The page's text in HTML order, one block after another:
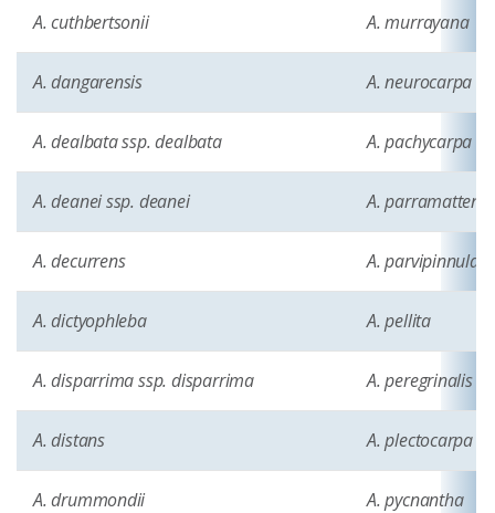
A. cuthbertsonii A. murrayana
A. dangarensis A. neurocarpa
A. dealbata ssp. dealbata A. pachycarpa
A. deanei ssp. deanei A.
A. decurrens A. parvipinnula
A. dictyophleba A. pellita
A. disparrima ssp. disparrima A. peregrinalis
A. distans A. plectocarpa
A. drummondii A. pycnantha